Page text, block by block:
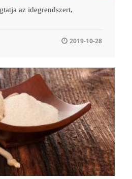
az idegrendszert,
2019-10-28